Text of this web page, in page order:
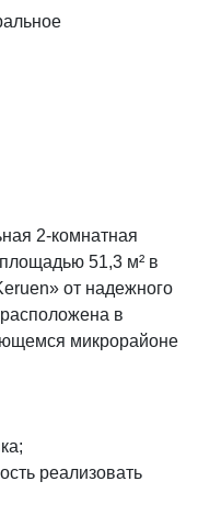
2-комнатная
51,3 м² в
от надежного
в
микрорайоне
реализовать